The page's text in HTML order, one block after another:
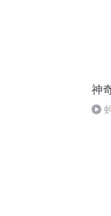
神